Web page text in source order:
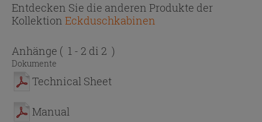
Entdecken Sie die anderen Produkte der
Kollektion Eckduschkabinen
Anhänge ( 1 - 2 di 2 )
Dokumente
Technical Sheet
Manual